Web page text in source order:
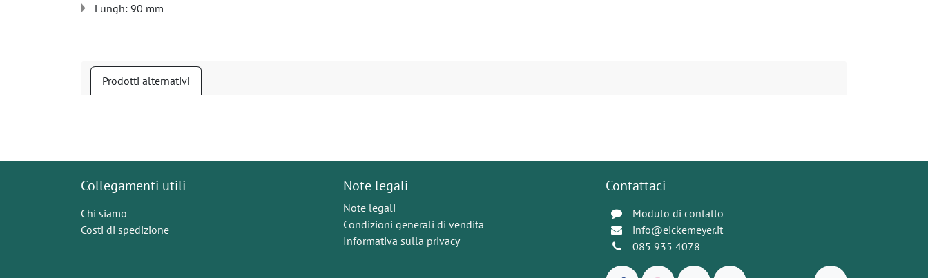
Lungh: 90 mm
Prodotti alternativi
Collegamenti utili
Chi siamo
Costi di spedizione
Note legali
Note legali
Condizioni generali di vendita
Informativa sulla privacy
Contattaci
Modulo di contatto
info@eickemeyer.it
085 935 4078